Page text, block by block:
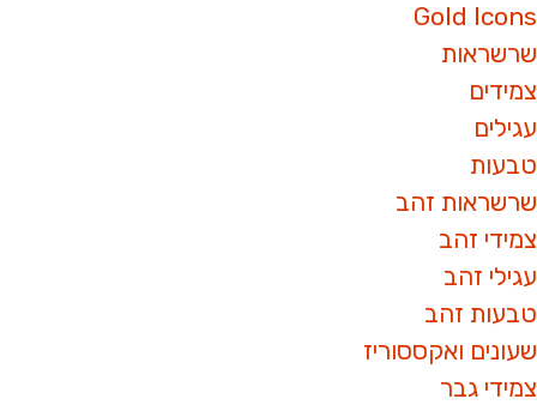
Gold Icons
שרשראות
צמידים
עגילים
טבעות
שרשראות זהב
צמידי זהב
עגילי זהב
טבעות זהב
שעונים ואקססוריז
צמידי גבר